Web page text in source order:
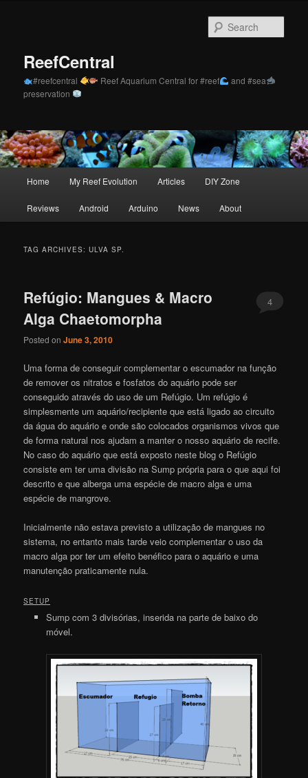
ReefCentral
#reefcentral Reef Aquarium Central for #reef
and #sea
preservation
Home My Reef Evolution Articles DIY Zone
Reviews Android Arduino News About
TAG ARCHIVES:ULVA SP.
Refúgio: Mangues & Macro
Alga Chaetomorpha
Posted onJune 3, 2010
4
Uma forma de conseguir complementar o escumador na função
de remover os nitratos e fosfatos do aquário pode ser
conseguido através do uso de um Refúgio. Um refúgio é
simplesmente um aquário/recipiente que está ligado ao circuito
da água do aquário e onde são colocados organismos vivos que
de forma natural nos ajudam a manter o nosso aquário de recife.
No caso do aquário que está exposto neste blog o Refúgio
consiste em ter uma divisão na Sump própria para o que aqui foi
descrito e que alberga uma espécie de macro alga e uma
espécie de mangrove.
Inicialmente não estava previsto a utilização de mangues no
sistema, no entanto mais tarde veio complementar o uso da
macro alga por ter um efeito benéfico para o aquário e uma
manutenção praticamente nula.
SETUP
Sump com 3 divisórias, inserida na parte de baixo do
móvel.